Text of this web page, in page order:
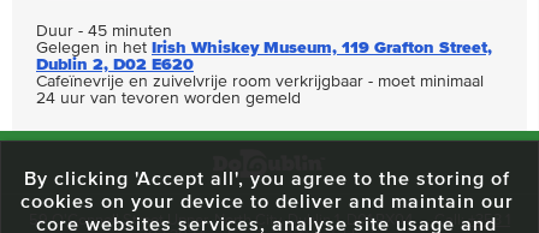
Duur - 45 minuten
Gelegen in het Irish Whiskey Museum, 119 Grafton Street,
Dublin 2, D02 E620
Cafeïnevrije en zuivelvrije room verkrijgbaar - moet minimaal
24 uur van tevoren worden gemeld
59 O'Connell Street Upper, North City, Dublin 1, D01 RX04 Call:+353 1
By clicking 'Accept all', you agree to the storing of
cookies on your device to deliver and maintain our
core websites services, analyse site usage and